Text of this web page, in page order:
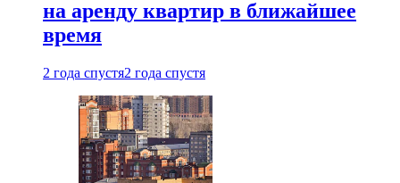
на аренду квартир в ближайшее
время
2 года спустя2 года спустя